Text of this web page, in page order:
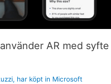
AR med syfte
har köpt in Microsoft